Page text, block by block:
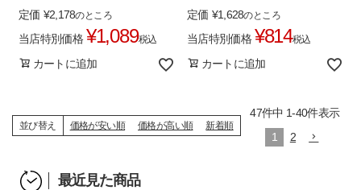
定価 ¥2,178のところ
当店特別価格 ¥1,089税込
カートに追加
定価 ¥1,628のところ
当店特別価格 ¥814税込
カートに追加
並び替え 価格が安い順 価格が高い順 新着順
47件中 1-40件表示
1
2
最近見た商品